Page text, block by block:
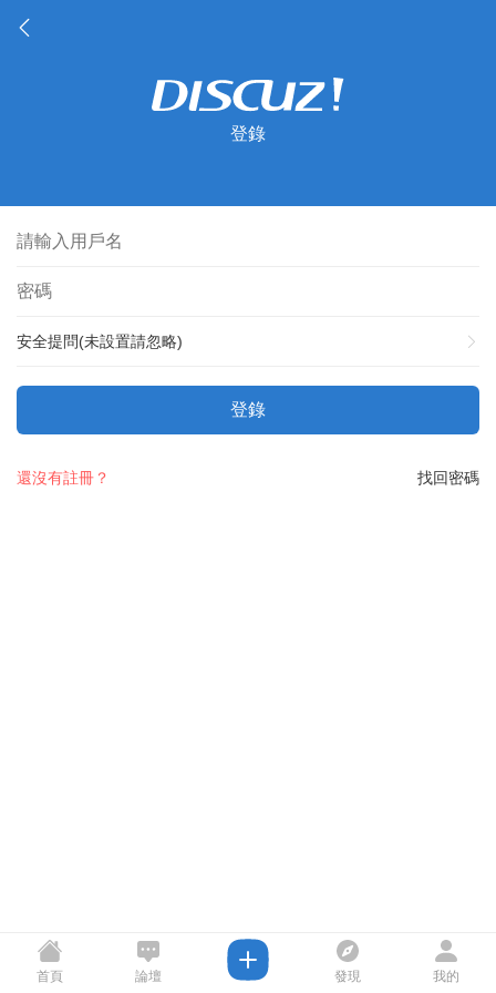
登錄
安全提問(未設置請忽略)
登錄
找回密碼
還沒有註冊？
首頁 論壇 發現 我的